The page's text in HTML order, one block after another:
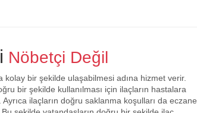
Nöbetçi Değil
kolay bir şekilde ulaşabilmesi adına hizmet verir.
bir şekilde kullanılması için ilaçların hastalara
Ayrıca ilaçların doğru saklanma koşulları da eczane